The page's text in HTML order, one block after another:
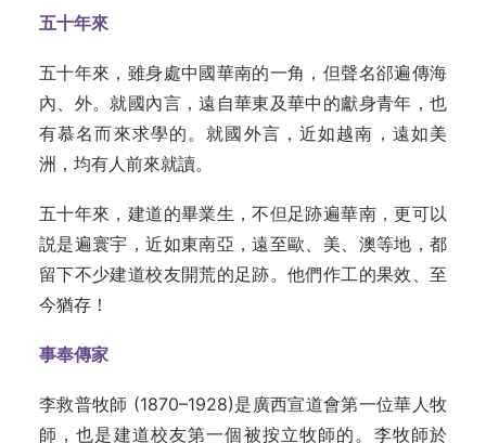
五十年來
五十年來，雖身處中國華南的一角，但聲名郤遍傳海
內、外。就國內言，遠自華東及華中的獻身青年，也
有慕名而來求學的。就國外言，近如越南，遠如美
洲，均有人前來就讀。
五十年來，建道的畢業生，不但足跡遍華南，更可以
説是遍寰宇，近如東南亞，遠至歐、美、澳等地，都
留下不少建道校友開荒的足跡。他們作工的果效、至
今猶存！
事奉傳家
李救普牧師 (1870–1928)是廣西宣道會第一位華人牧
師，也是建道校友第一個被按立牧師的。李牧師於